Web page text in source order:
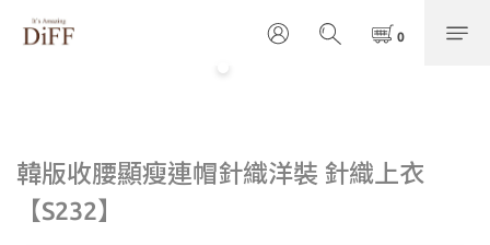
韓版收腰顯瘦連帽針織洋裝 針織上衣
【S232】